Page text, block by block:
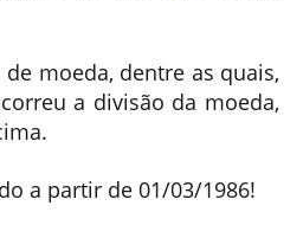
moeda, dentre as quais,
a divisão da moeda,
a partir de 01/03/1986!